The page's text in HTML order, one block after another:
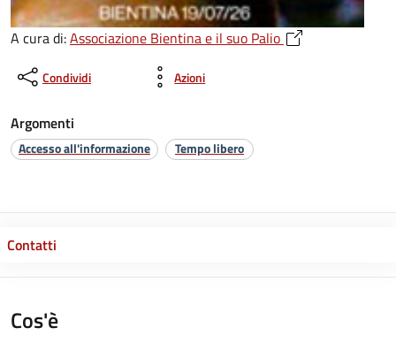
A cura di:Associazione Bientina e il suo Palio
Condividi Azioni
Argomenti
Accesso all'informazione Tempo libero
Contatti
Cos'è